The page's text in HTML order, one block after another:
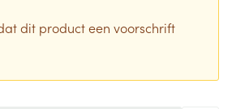
dit product een voorschrift